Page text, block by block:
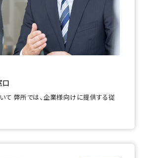
て 弊所では、企業様向けに提供する従